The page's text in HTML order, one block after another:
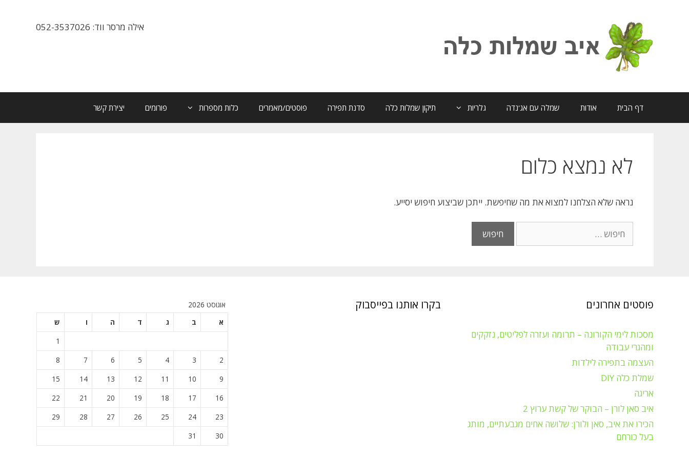
אילה מרסר ווד: 052-3537026
דף הבית אודות שמלה עם אג'נדה גלריות תיקון שמלות כלה סדנת תפירה פוסטים/מאמרים כלות מספרות פורומים יצירת קשר
לא נמצא כלום
נראה שלא הצלחנו למצוא את מה שחיפשת. ייתכן שביצוע חיפוש יסייע.
פוסטים אחרונים
מסכות לימי הקורונה – תרומה ועזרה לפליטים, נזקקים
ומהגרי עבודה
העצמה בתפירה לילדות
שמלת כלה DIY
אריגה
איב סאן לורן – הבוקר של קשת ערוץ 2
הכירו את איב, סאן ולורן: שלושה אחים מגבעתיים, מותג
בעל כורחם
בקרו אותנו בפייסבוק
אוגוסט 2026
א
ב ג ד ה ו
ש
1
2
3
4
5
6
7
8
9
10
11
12
13
14
15
16
17
18
19
20
21
22
23
24
25
26
27
28
29
30
31